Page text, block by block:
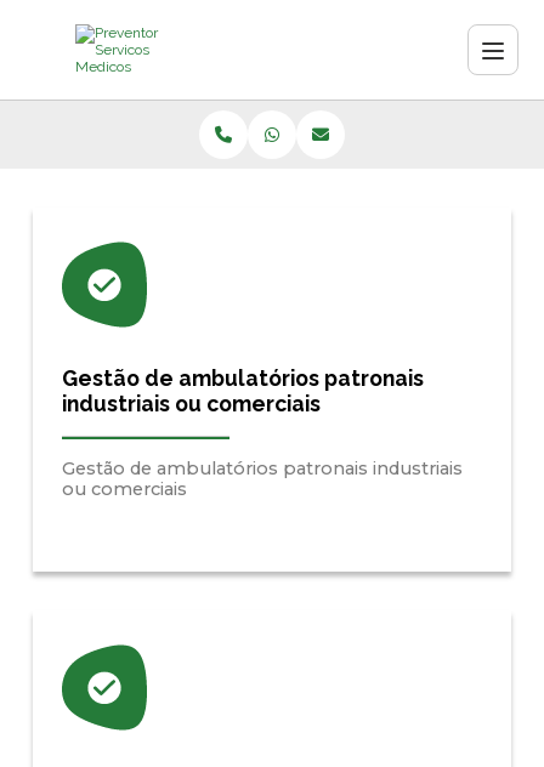
Gestão de ambulatórios patronais
industriais ou comerciais
Gestão de ambulatórios patronais industriais
ou comerciais